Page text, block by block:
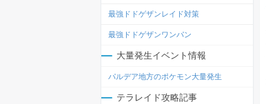
最強ドドゲザンレイド対策
最強ドドゲザンワンパン
大量発生イベント情報
パルデア地方のポケモン大量発生
テラレイド攻略記事